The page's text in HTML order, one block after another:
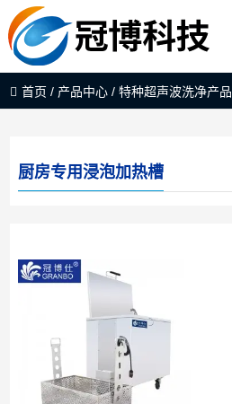
首页 / 产品中心 /特种超声波洗净产品
厨房专用浸泡加热槽